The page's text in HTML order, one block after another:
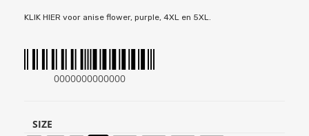
KLIK HIER voor anise flower, purple, 4XL en 5XL.
0000000000000
SIZE